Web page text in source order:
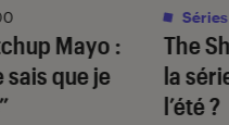
Mayo :
sais que je
The
la
l’été ?
Séries